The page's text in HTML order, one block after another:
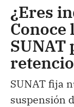
¿Eres
Conoce
SUNAT
SUNAT fija
suspensión